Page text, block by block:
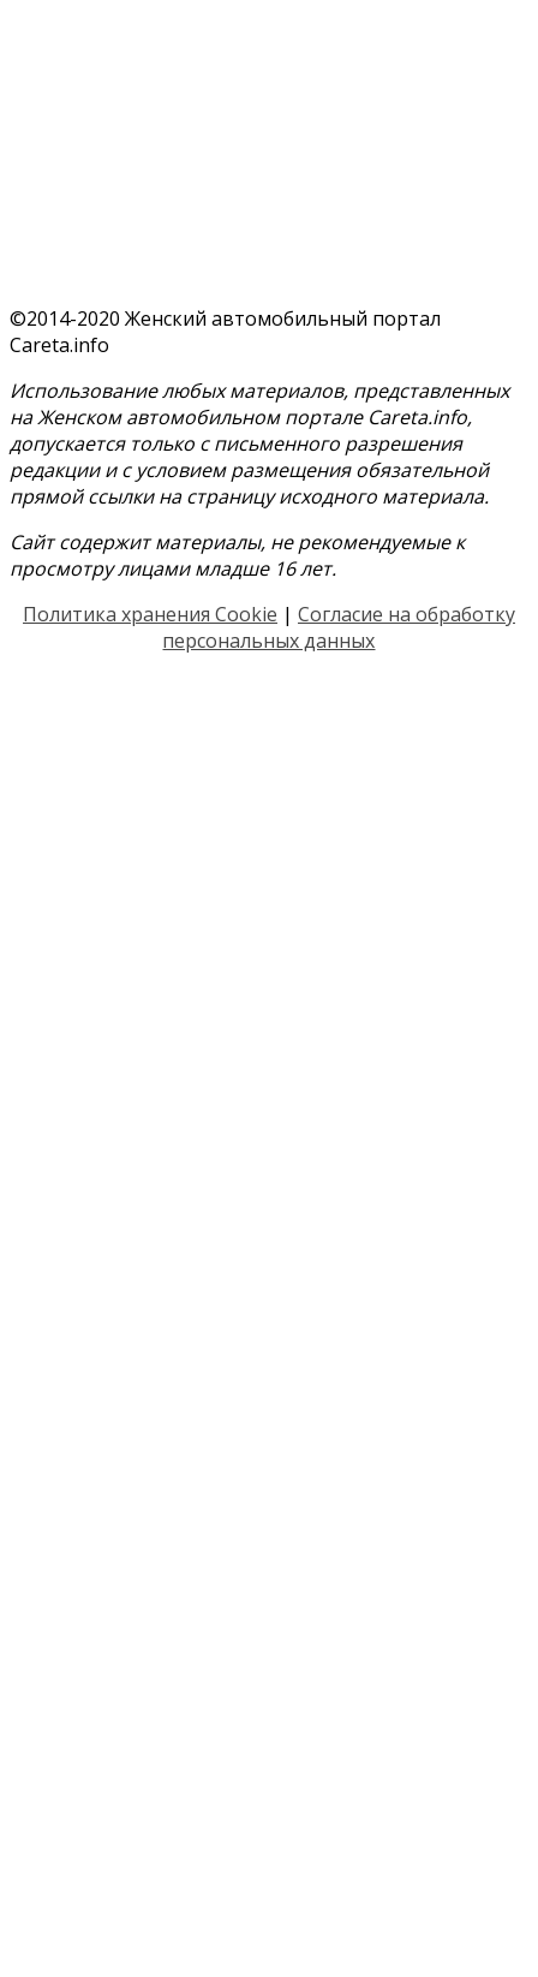
©2014-2020 Женский автомобильный портал
Careta.info
Использование любых материалов, представленных
на Женском автомобильном портале Careta.info,
допускается только с письменного разрешения
редакции и с условием размещения обязательной
прямой ссылки на страницу исходного материала.
Сайт содержит материалы, не рекомендуемые к
просмотру лицами младше 16 лет.
Политика хранения Cookie | Согласие на обработку
персональных данных